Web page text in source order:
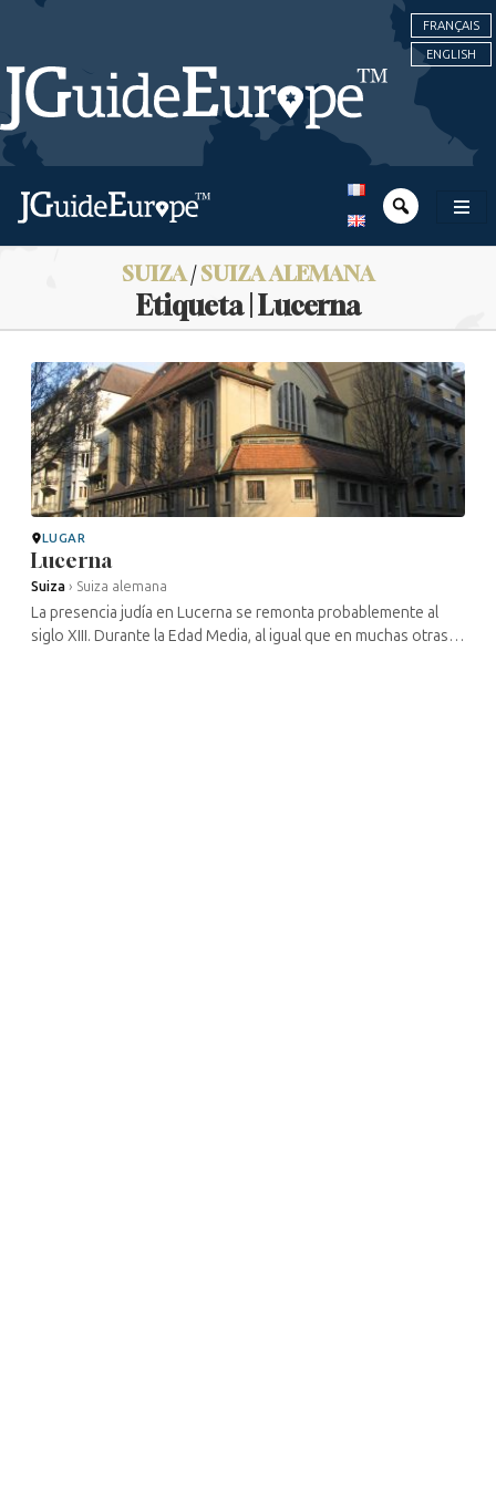
FRANÇAIS
ENGLISH
SUIZA/SUIZA ALEMANA
Etiqueta | Lucerna
LUGAR
Lucerna
Suiza › Suiza alemana
La presencia judía en Lucerna se remonta probablemente al
siglo XIII. Durante la Edad Media, al igual que en muchas otras